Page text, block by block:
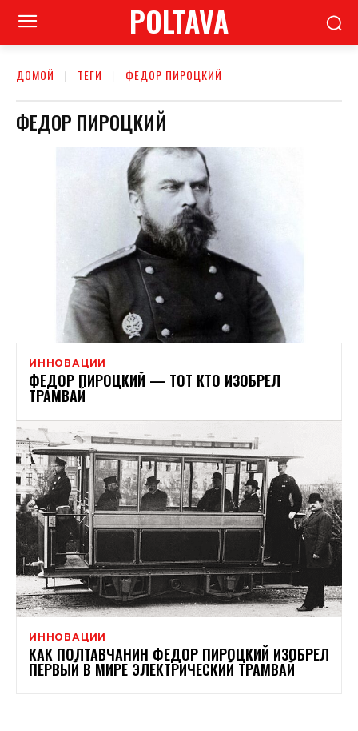
POLTAVA
ДОМОЙ ТЕГИ ФЕДОР ПИРОЦКИЙ
ФЕДОР ПИРОЦКИЙ
ИННОВАЦИИ
ФЕДОР ПИРОЦКИЙ — ТОТ КТО ИЗОБРЕЛ
ТРАМВАЙ
ИННОВАЦИИ
КАК ПОЛТАВЧАНИН ФЕДОР ПИРОЦКИЙ ИЗОБРЕЛ
ПЕРВЫЙ В МИРЕ ЭЛЕКТРИЧЕСКИЙ ТРАМВАЙ